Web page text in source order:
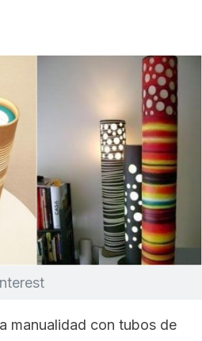
manualidad con tubos de